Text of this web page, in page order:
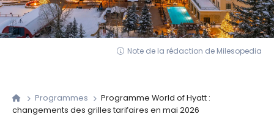
Note de la rédaction de Milesopedia
Programmes
Programme World of Hyatt :
changements des grilles tarifaires en mai 2026